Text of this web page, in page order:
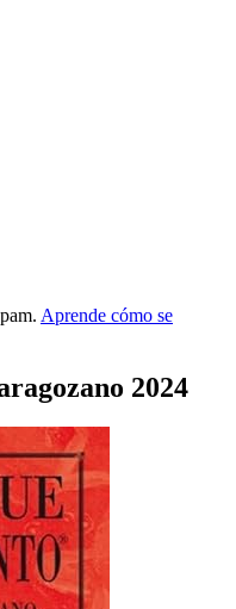
Aprende cómo se
2024